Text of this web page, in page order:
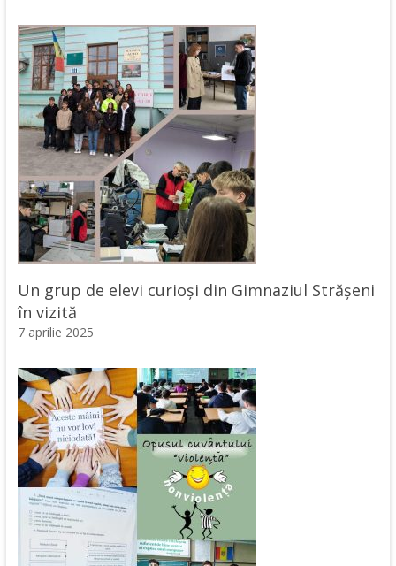
Un grup de elevi curioși din Gimnaziul Strășeni
în vizită
7 aprilie 2025